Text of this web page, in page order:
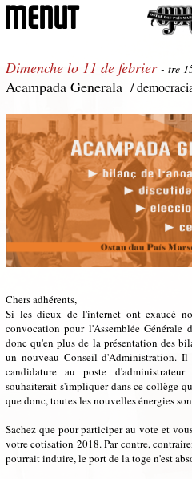
MENUT
Dimenche lo 11 de febrier - tre
Acampada Generala /
Chers adhérents,
Si les dieux de l'internet ont exaucé
convocation pour l'Assemblée Générale
donc qu'en plus de la présentation des
un nouveau Conseil d'Administration.
candidature au poste
souhaiterait s'impliquer dans ce collège
que donc, toutes les nouvelles énergies
Sachez que pour participer au vote et
votre cotisation 2018. Par contre,
pourrait induire, le port de la toge n'est